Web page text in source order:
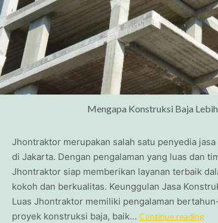
Mengapa Konstruksi Baja
Jhontraktor merupakan salah satu penyedia
di Jakarta. Dengan pengalaman yang luas dan
Jhontraktor siap memberikan layanan terbaik
kokoh dan berkualitas. Keunggulan Jasa
Luas Jhontraktor memiliki pengalaman
proyek konstruksi baja, baik… Continue reading